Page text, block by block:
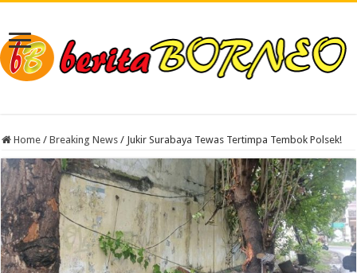
Home / Breaking News / Jukir Surabaya Tewas Tertimpa Tembok Polsek!